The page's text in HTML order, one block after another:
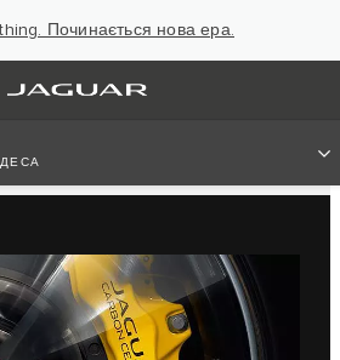
Починається нова ера.